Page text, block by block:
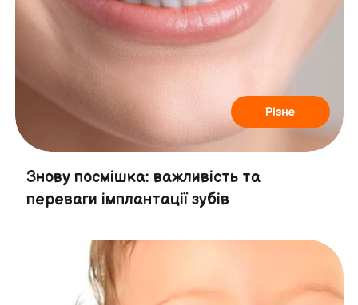
Різне
Знову посмішка: важливість та
переваги імплантації зубів